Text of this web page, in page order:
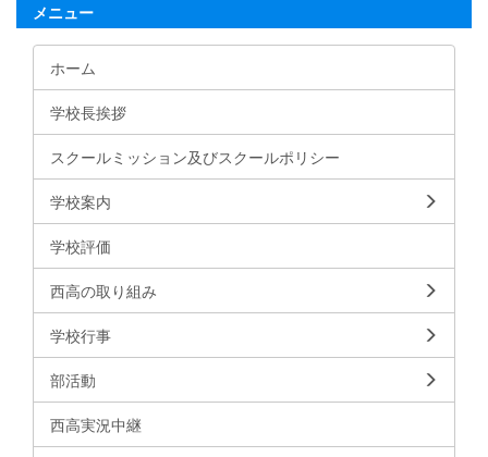
メニュー
ホーム
学校長挨拶
スクールミッション及びスクールポリシー
学校案内
学校評価
西高の取り組み
学校行事
部活動
西高実況中継